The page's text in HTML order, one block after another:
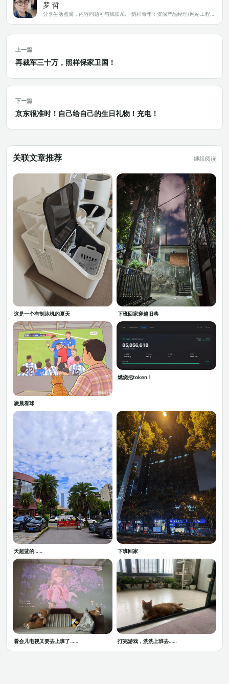
罗 哲
上一篇
再裁军三十万，照样保家卫国！
下一篇
京东很准时！自己给自己的生日礼物！充电！
关联文章推荐 继续阅读
这是一个有制冰机的夏天 下班回家穿越旧巷
凌晨看球
燃烧把token！
天超蓝的…… 下班回家
看会儿电视又要去上班了…… 打完游戏，洗洗上班去……